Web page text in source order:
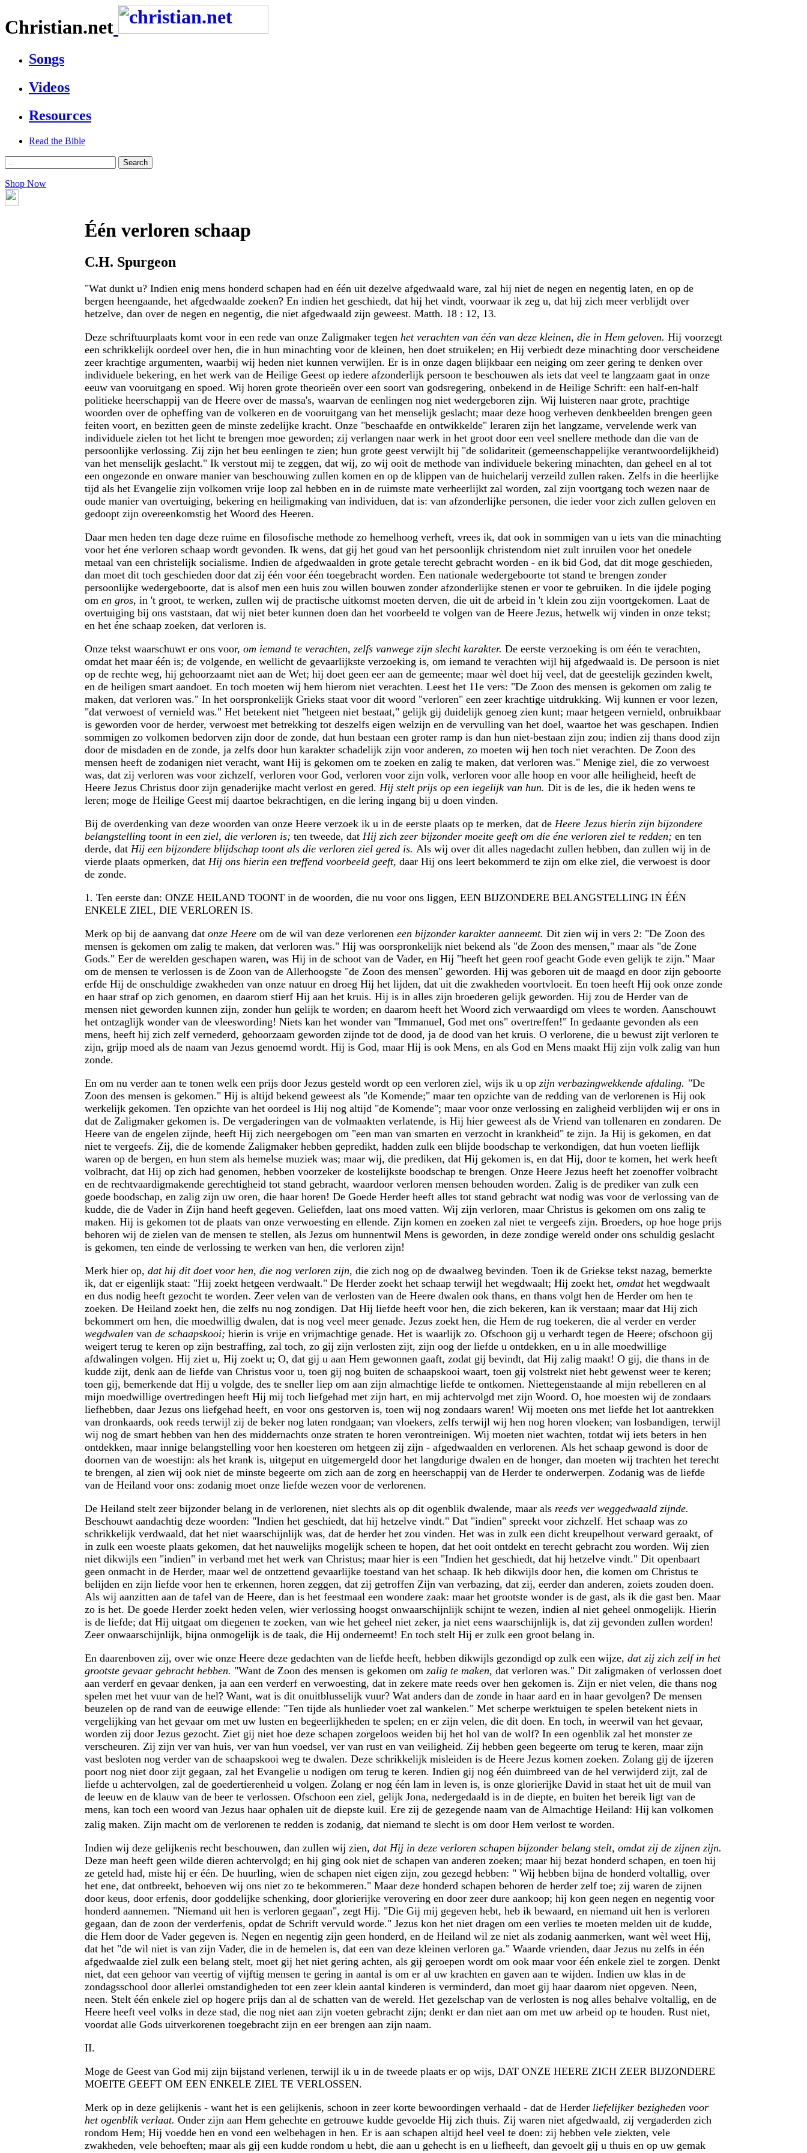
Christian.net
Songs
Videos
Resources
Read the Bible
Shop Now
Één verloren schaap
C.H. Spurgeon
"Wat dunkt u? Indien enig mens honderd schapen had en één uit dezelve afgedwaald ware, zal hij niet de negen en negentig laten, en op de
bergen heengaande, het afgedwaalde zoeken? En indien het geschiedt, dat hij het vindt, voorwaar ik zeg u, dat hij zich meer verblijdt over
hetzelve, dan over de negen en negentig, die niet afgedwaald zijn geweest. Matth. 18 : 12, 13.
Deze schriftuurplaats komt voor in een rede van onze Zaligmaker tegen het verachten van één van deze kleinen, die in Hem geloven. Hij voorzegt
een schrikkelijk oordeel over hen, die in hun minachting voor de kleinen, hen doet struikelen; en Hij verbiedt deze minachting door verscheidene
zeer krachtige argumenten, waarbij wij heden niet kunnen verwijlen. Er is in onze dagen blijkbaar een neiging om zeer gering te denken over
individuele bekering, en het werk van de Heilige Geest op iedere afzonderlijk persoon te beschouwen als iets dat veel te langzaam gaat in onze
eeuw van vooruitgang en spoed. Wij horen grote theorieën over een soort van godsregering, onbekend in de Heilige Schrift: een half-en-half
politieke heerschappij van de Heere over de massa's, waarvan de eenlingen nog niet wedergeboren zijn. Wij luisteren naar grote, prachtige
woorden over de opheffing van de volkeren en de vooruitgang van het menselijk geslacht; maar deze hoog verheven denkbeelden brengen geen
feiten voort, en bezitten geen de minste zedelijke kracht. Onze "beschaafde en ontwikkelde" leraren zijn het langzame, vervelende werk van
individuele zielen tot het licht te brengen moe geworden; zij verlangen naar werk in het groot door een veel snellere methode dan die van de
persoonlijke verlossing. Zij zijn het beu eenlingen te zien; hun grote geest verwijlt bij "de solidariteit (gemeenschappelijke verantwoordelijkheid)
van het menselijk geslacht." Ik verstout mij te zeggen, dat wij, zo wij ooit de methode van individuele bekering minachten, dan geheel en al tot
een ongezonde en onware manier van beschouwing zullen komen en op de klippen van de huichelarij verzeild zullen raken. Zelfs in die heerlijke
tijd als het Evangelie zijn volkomen vrije loop zal hebben en in de ruimste mate verheerlijkt zal worden, zal zijn voortgang toch wezen naar de
oude manier van overtuiging, bekering en heiligmaking van individuen, dat is: van afzonderlijke personen, die ieder voor zich zullen geloven en
gedoopt zijn overeenkomstig het Woord des Heeren.
Daar men heden ten dage deze ruime en filosofische methode zo hemelhoog verheft, vrees ik, dat ook in sommigen van u iets van die minachting
voor het éne verloren schaap wordt gevonden. Ik wens, dat gij het goud van het persoonlijk christendom niet zult inruilen voor het onedele
metaal van een christelijk socialisme. Indien de afgedwaalden in grote getale terecht gebracht worden - en ik bid God, dat dit moge geschieden,
dan moet dit toch geschieden door dat zij één voor één toegebracht worden. Een nationale wedergeboorte tot stand te brengen zonder
persoonlijke wedergeboorte, dat is alsof men een huis zou willen bouwen zonder afzonderlijke stenen er voor te gebruiken. In die ijdele poging
om en gros, in 't groot, te werken, zullen wij de practische uitkomst moeten derven, die uit de arbeid in 't klein zou zijn voortgekomen. Laat de
overtuiging bij ons vaststaan, dat wij niet beter kunnen doen dan het voorbeeld te volgen van de Heere Jezus, hetwelk wij vinden in onze tekst;
en het éne schaap zoeken, dat verloren is.
Onze tekst waarschuwt er ons voor, om iemand te verachten, zelfs vanwege zijn slecht karakter. De eerste verzoeking is om één te verachten,
omdat het maar één is; de volgende, en wellicht de gevaarlijkste verzoeking is, om iemand te verachten wijl hij afgedwaald is. De persoon is niet
op de rechte weg, hij gehoorzaamt niet aan de Wet; hij doet geen eer aan de gemeente; maar wèl doet hij veel, dat de geestelijk gezinden kwelt,
en de heiligen smart aandoet. En toch moeten wij hem hierom niet verachten. Leest het 11e vers: "De Zoon des mensen is gekomen om zalig te
maken, dat verloren was." In het oorspronkelijk Grieks staat voor dit woord "verloren" een zeer krachtige uitdrukking. Wij kunnen er voor lezen,
"dat verwoest of vernield was." Het betekent niet "hetgeen niet bestaat," gelijk gij duidelijk genoeg zien kunt; maar hetgeen vernield, onbruikbaar
is geworden voor de herder, verwoest met betrekking tot deszelfs eigen welzijn en de vervulling van het doel, waartoe het was geschapen. Indien
sommigen zo volkomen bedorven zijn door de zonde, dat hun bestaan een groter ramp is dan hun niet-bestaan zijn zou; indien zij thans dood zijn
door de misdaden en de zonde, ja zelfs door hun karakter schadelijk zijn voor anderen, zo moeten wij hen toch niet verachten. De Zoon des
mensen heeft de zodanigen niet veracht, want Hij is gekomen om te zoeken en zalig te maken, dat verloren was." Menige ziel, die zo verwoest
was, dat zij verloren was voor zichzelf, verloren voor God, verloren voor zijn volk, verloren voor alle hoop en voor alle heiligheid, heeft de
Heere Jezus Christus door zijn genaderijke macht verlost en gered. Hij stelt prijs op een iegelijk van hun. Dit is de les, die ik heden wens te
leren; moge de Heilige Geest mij daartoe bekrachtigen, en die lering ingang bij u doen vinden.
Bij de overdenking van deze woorden van onze Heere verzoek ik u in de eerste plaats op te merken, dat de Heere Jezus hierin zijn bijzondere
belangstelling toont in een ziel, die verloren is; ten tweede, dat Hij zich zeer bijzonder moeite geeft om die éne verloren ziel te redden; en ten
derde, dat Hij een bijzondere blijdschap toont als die verloren ziel gered is. Als wij over dit alles nagedacht zullen hebben, dan zullen wij in de
vierde plaats opmerken, dat Hij ons hierin een treffend voorbeeld geeft, daar Hij ons leert bekommerd te zijn om elke ziel, die verwoest is door
de zonde.
1. Ten eerste dan: ONZE HEILAND TOONT in de woorden, die nu voor ons liggen, EEN BIJZONDERE BELANGSTELLING IN ÉÉN
ENKELE ZIEL, DIE VERLOREN IS.
Merk op bij de aanvang dat onze Heere om de wil van deze verlorenen een bijzonder karakter aanneemt. Dit zien wij in vers 2: "De Zoon des
mensen is gekomen om zalig te maken, dat verloren was." Hij was oorspronkelijk niet bekend als "de Zoon des mensen," maar als "de Zone
Gods." Eer de werelden geschapen waren, was Hij in de schoot van de Vader, en Hij "heeft het geen roof geacht Gode even gelijk te zijn." Maar
om de mensen te verlossen is de Zoon van de Allerhoogste "de Zoon des mensen" geworden. Hij was geboren uit de maagd en door zijn geboorte
erfde Hij de onschuldige zwakheden van onze natuur en droeg Hij het lijden, dat uit die zwakheden voortvloeit. En toen heeft Hij ook onze zonde
en haar straf op zich genomen, en daarom stierf Hij aan het kruis. Hij is in alles zijn broederen gelijk geworden. Hij zou de Herder van de
mensen niet geworden kunnen zijn, zonder hun gelijk te worden; en daarom heeft het Woord zich verwaardigd om vlees te worden. Aanschouwt
het ontzaglijk wonder van de vleeswording! Niets kan het wonder van "Immanuel, God met ons" overtreffen!" In gedaante gevonden als een
mens, heeft hij zich zelf vernederd, gehoorzaam geworden zijnde tot de dood, ja de dood van het kruis. O verlorene, die u bewust zijt verloren te
zijn, grijp moed als de naam van Jezus genoemd wordt. Hij is God, maar Hij is ook Mens, en als God en Mens maakt Hij zijn volk zalig van hun
zonde.
En om nu verder aan te tonen welk een prijs door Jezus gesteld wordt op een verloren ziel, wijs ik u op zijn verbazingwekkende afdaling. "De
Zoon des mensen is gekomen." Hij is altijd bekend geweest als "de Komende;" maar ten opzichte van de redding van de verlorenen is Hij ook
werkelijk gekomen. Ten opzichte van het oordeel is Hij nog altijd "de Komende"; maar voor onze verlossing en zaligheid verblijden wij er ons in
dat de Zaligmaker gekomen is. De vergaderingen van de volmaakten verlatende, is Hij hier geweest als de Vriend van tollenaren en zondaren. De
Heere van de engelen zijnde, heeft Hij zich neergebogen om "een man van smarten en verzocht in krankheid" te zijn. Ja Hij is gekomen, en dat
niet te vergeefs. Zij, die de komende Zaligmaker hebben gepredikt, hadden zulk een blijde boodschap te verkondigen, dat hun voeten lieflijk
waren op de bergen, en hun stem als hemelse muziek was; maar wij, die prediken, dat Hij gekomen is, en dat Hij, door te komen, het werk heeft
volbracht, dat Hij op zich had genomen, hebben voorzeker de kostelijkste boodschap te brengen. Onze Heere Jezus heeft het zoenoffer volbracht
en de rechtvaardigmakende gerechtigheid tot stand gebracht, waardoor verloren mensen behouden worden. Zalig is de prediker van zulk een
goede boodschap, en zalig zijn uw oren, die haar horen! De Goede Herder heeft alles tot stand gebracht wat nodig was voor de verlossing van de
kudde, die de Vader in Zijn hand heeft gegeven. Geliefden, laat ons moed vatten. Wij zijn verloren, maar Christus is gekomen om ons zalig te
maken. Hij is gekomen tot de plaats van onze verwoesting en ellende. Zijn komen en zoeken zal niet te vergeefs zijn. Broeders, op hoe hoge prijs
behoren wij de zielen van de mensen te stellen, als Jezus om hunnentwil Mens is geworden, in deze zondige wereld onder ons schuldig geslacht
is gekomen, ten einde de verlossing te werken van hen, die verloren zijn!
Merk hier op, dat hij dit doet voor hen, die nog verloren zijn, die zich nog op de dwaalweg bevinden. Toen ik de Griekse tekst nazag, bemerkte
ik, dat er eigenlijk staat: "Hij zoekt hetgeen verdwaalt." De Herder zoekt het schaap terwijl het wegdwaalt; Hij zoekt het, omdat het wegdwaalt
en dus nodig heeft gezocht te worden. Zeer velen van de verlosten van de Heere dwalen ook thans, en thans volgt hen de Herder om hen te
zoeken. De Heiland zoekt hen, die zelfs nu nog zondigen. Dat Hij liefde heeft voor hen, die zich bekeren, kan ik verstaan; maar dat Hij zich
bekommert om hen, die moedwillig dwalen, dat is nog veel meer genade. Jezus zoekt hen, die Hem de rug toekeren, die al verder en verder
wegdwalen van de schaapskooi; hierin is vrije en vrijmachtige genade. Het is waarlijk zo. Ofschoon gij u verhardt tegen de Heere; ofschoon gij
weigert terug te keren op zijn bestraffing, zal toch, zo gij zijn verlosten zijt, zijn oog der liefde u ontdekken, en u in alle moedwillige
afdwalingen volgen. Hij ziet u, Hij zoekt u; O, dat gij u aan Hem gewonnen gaaft, zodat gij bevindt, dat Hij zalig maakt! O gij, die thans in de
kudde zijt, denk aan de liefde van Christus voor u, toen gij nog buiten de schaapskooi waart, toen gij volstrekt niet hebt gewenst weer te keren;
toen gij, bemerkende dat Hij u volgde, des te sneller liep om aan zijn almachtige liefde te ontkomen. Niettegenstaande al mijn rebelleren en al
mijn moedwillige overtredingen heeft Hij mij toch liefgehad met zijn hart, en mij achtervolgd met zijn Woord. O, hoe moesten wij de zondaars
liefhebben, daar Jezus ons liefgehad heeft, en voor ons gestorven is, toen wij nog zondaars waren! Wij moeten ons met liefde het lot aantrekken
van dronkaards, ook reeds terwijl zij de beker nog laten rondgaan; van vloekers, zelfs terwijl wij hen nog horen vloeken; van losbandigen, terwijl
wij nog de smart hebben van hen des middernachts onze straten te horen verontreinigen. Wij moeten niet wachten, totdat wij iets beters in hen
ontdekken, maar innige belangstelling voor hen koesteren om hetgeen zij zijn - afgedwaalden en verlorenen. Als het schaap gewond is door de
doornen van de woestijn: als het krank is, uitgeput en uitgemergeld door het langdurige dwalen en de honger, dan moeten wij trachten het terecht
te brengen, al zien wij ook niet de minste begeerte om zich aan de zorg en heerschappij van de Herder te onderwerpen. Zodanig was de liefde
van de Heiland voor ons: zodanig moet onze liefde wezen voor de verlorenen.
De Heiland stelt zeer bijzonder belang in de verlorenen, niet slechts als op dit ogenblik dwalende, maar als reeds ver weggedwaald zijnde.
Beschouwt aandachtig deze woorden: "Indien het geschiedt, dat hij hetzelve vindt." Dat "indien" spreekt voor zichzelf. Het schaap was zo
schrikkelijk verdwaald, dat het niet waarschijnlijk was, dat de herder het zou vinden. Het was in zulk een dicht kreupelhout verward geraakt, of
in zulk een woeste plaats gekomen, dat het nauwelijks mogelijk scheen te hopen, dat het ooit ontdekt en terecht gebracht zou worden. Wij zien
niet dikwijls een "indien" in verband met het werk van Christus; maar hier is een "Indien het geschiedt, dat hij hetzelve vindt." Dit openbaart
geen onmacht in de Herder, maar wel de ontzettend gevaarlijke toestand van het schaap. Ik heb dikwijls door hen, die komen om Christus te
belijden en zijn liefde voor hen te erkennen, horen zeggen, dat zij getroffen Zijn van verbazing, dat zij, eerder dan anderen, zoiets zouden doen.
Als wij aanzitten aan de tafel van de Heere, dan is het feestmaal een wondere zaak: maar het grootste wonder is de gast, als ik die gast ben. Maar
zo is het. De goede Herder zoekt heden velen, wier verlossing hoogst onwaarschijnlijk schijnt te wezen, indien al niet geheel onmogelijk. Hierin
is de liefde; dat Hij uitgaat om diegenen te zoeken, van wie het geheel niet zeker, ja niet eens waarschijnlijk is, dat zij gevonden zullen worden!
Zeer onwaarschijnlijk, bijna onmogelijk is de taak, die Hij onderneemt! En toch stelt Hij er zulk een groot belang in.
En daarenboven zij, over wie onze Heere deze gedachten van de liefde heeft, hebben dikwijls gezondigd op zulk een wijze, dat zij zich zelf in het
grootste gevaar gebracht hebben. "Want de Zoon des mensen is gekomen om zalig te maken, dat verloren was." Dit zaligmaken of verlossen doet
aan verderf en gevaar denken, ja aan een verderf en verwoesting, dat in zekere mate reeds over hen gekomen is. Zijn er niet velen, die thans nog
spelen met het vuur van de hel? Want, wat is dit onuitblusselijk vuur? Wat anders dan de zonde in haar aard en in haar gevolgen? De mensen
beuzelen op de rand van de eeuwige ellende: "Ten tijde als hunlieder voet zal wankelen." Met scherpe werktuigen te spelen betekent niets in
vergelijking van het gevaar om met uw lusten en begeerlijkheden te spelen; en er zijn velen, die dit doen. En toch, in weerwil van het gevaar,
worden zij door Jezus gezocht. Ziet gij niet hoe deze schapen zorgeloos weiden bij het hol van de wolf? In een ogenblik zal het monster ze
verscheuren. Zij zijn ver van huis, ver van hun voedsel, ver van rust en van veiligheid. Zij hebben geen begeerte om terug te keren, maar zijn
vast besloten nog verder van de schaapskooi weg te dwalen. Deze schrikkelijk misleiden is de Heere Jezus komen zoeken. Zolang gij de ijzeren
poort nog niet door zijt gegaan, zal het Evangelie u nodigen om terug te keren. Indien gij nog één duimbreed van de hel verwijderd zijt, zal de
liefde u achtervolgen, zal de goedertierenheid u volgen. Zolang er nog één lam in leven is, is onze glorierijke David in staat het uit de muil van
de leeuw en de klauw van de beer te verlossen. Ofschoon een ziel, gelijk Jona, nedergedaald is in de diepte, en buiten het bereik ligt van de
mens, kan toch een woord van Jezus haar ophalen uit de diepste kuil. Ere zij de gezegende naam van de Almachtige Heiland: Hij kan volkomen
zalig maken. Zijn macht om de verlorenen te redden is zodanig, dat niemand te slecht is om door Hem verlost te worden.
Indien wij deze gelijkenis recht beschouwen, dan zullen wij zien, dat Hij in deze verloren schapen bijzonder belang stelt, omdat zij de zijnen zijn.
Deze man heeft geen wilde dieren achtervolgd; en hij ging ook niet de schapen van anderen zoeken; maar hij bezat honderd schapen, en toen hij
ze geteld had, miste hij er één. De huurling, wien de schapen niet eigen zijn, zou gezegd hebben: " Wij hebben bijna de honderd voltallig, over
het ene, dat ontbreekt, behoeven wij ons niet zo te bekommeren." Maar deze honderd schapen behoren de herder zelf toe; zij waren de zijnen
door keus, door erfenis, door goddelijke schenking, door glorierijke verovering en door zeer dure aankoop; hij kon geen negen en negentig voor
honderd aannemen. "Niemand uit hen is verloren gegaan", zegt Hij. "Die Gij mij gegeven hebt, heb ik bewaard, en niemand uit hen is verloren
gegaan, dan de zoon der verderfenis, opdat de Schrift vervuld worde." Jezus kon het niet dragen om een verlies te moeten melden uit de kudde,
die Hem door de Vader gegeven is. Negen en negentig zijn geen honderd, en de Heiland wil ze niet als zodanig aanmerken, want wèl weet Hij,
dat het "de wil niet is van zijn Vader, die in de hemelen is, dat een van deze kleinen verloren ga." Waarde vrienden, daar Jezus nu zelfs in één
afgedwaalde ziel zulk een belang stelt, moet gij het niet gering achten, als gij geroepen wordt om ook maar voor één enkele ziel te zorgen. Denkt
niet, dat een gehoor van veertig of vijftig mensen te gering in aantal is om er al uw krachten en gaven aan te wijden. Indien uw klas in de
zondagsschool door allerlei omstandigheden tot een zeer klein aantal kinderen is verminderd, dan moet gij haar daarom niet opgeven. Neen,
neen. Stelt één enkele ziel op hogere prijs dan al de schatten van de wereld. Het gezelschap van de verlosten is nog alles behalve voltallig, en de
Heere heeft veel volks in deze stad, die nog niet aan zijn voeten gebracht zijn; denkt er dan niet aan om met uw arbeid op te houden. Rust niet,
voordat alle Gods uitverkorenen toegebracht zijn en eer brengen aan zijn naam.
II.
Moge de Geest van God mij zijn bijstand verlenen, terwijl ik u in de tweede plaats er op wijs, DAT ONZE HEERE ZICH ZEER BIJZONDERE
MOEITE GEEFT OM EEN ENKELE ZIEL TE VERLOSSEN.
Merk op in deze gelijkenis - want het is een gelijkenis, schoon in zeer korte bewoordingen verhaald - dat de Herder liefelijker bezigheden voor
het ogenblik verlaat. Onder zijn aan Hem gehechte en getrouwe kudde gevoelde Hij zich thuis. Zij waren niet afgedwaald, zij vergaderden zich
rondom Hem; Hij voedde hen en vond een welbehagen in hen. Er is aan schapen altijd heel veel te doen: zij hebben vele ziekten, vele
zwakheden, vele behoeften; maar als gij een kudde rondom u hebt, die aan u gehecht is en u liefheeft, dan gevoelt gij u thuis en op uw gemak